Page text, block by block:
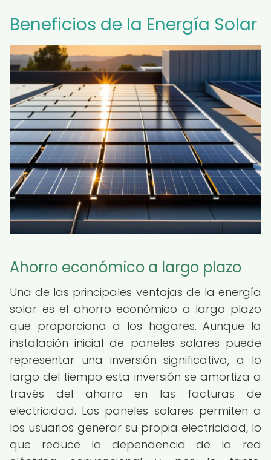
Beneficios de la Energía Solar
Ahorro económico a largo plazo
Una de las principales ventajas de la energía
solar es el ahorro económico a largo plazo
que proporciona a los hogares. Aunque la
instalación inicial de paneles solares puede
representar una inversión significativa, a lo
largo del tiempo esta inversión se amortiza a
través del ahorro en las facturas de
electricidad. Los paneles solares permiten a
los usuarios generar su propia electricidad, lo
que reduce la dependencia de la red